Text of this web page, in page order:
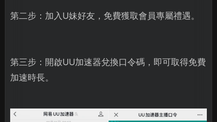
第二步：加入U妹好友，免費獲取會員專屬禮遇。
第三步：開啟UU加速器兌換口令碼，即可取得免費
加速時長。